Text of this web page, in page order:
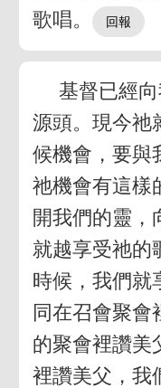
歌唱。
基督已經
源頭。現今祂
候機會，要與
祂機會有這樣
開我們的靈，
就越享受祂的
時候，我們就
同在召會聚會
的聚會裡讚美
裡讚美父，我